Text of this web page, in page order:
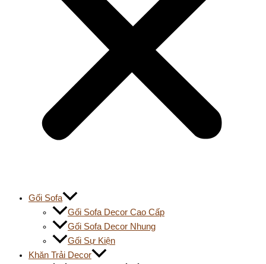
Gối Sofa
Gối Sofa Decor Cao Cấp
Gối Sofa Decor Nhung
Gối Sự Kiện
Khăn Trải Decor